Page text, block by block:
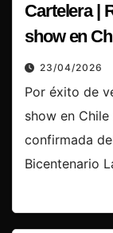
Cartelera |
show en
23/04/2026
Por éxito de
show en
confirmada
Bicentenario